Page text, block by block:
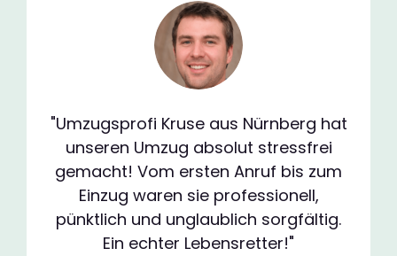
"Umzugsprofi Kruse aus Nürnberg hat
unseren Umzug absolut stressfrei
gemacht! Vom ersten Anruf bis zum
Einzug waren sie professionell,
pünktlich und unglaublich sorgfältig.
Ein echter Lebensretter!"